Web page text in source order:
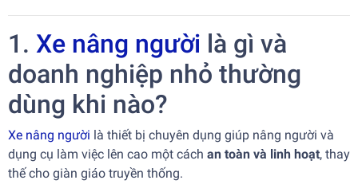
1. Xe nâng người là gì và
doanh nghiệp nhỏ thường
dùng khi nào?
Xe nâng người là thiết bị chuyên dụng giúp nâng người và
dụng cụ làm việc lên cao một cách an toàn và linh hoạt, thay
thế cho giàn giáo truyền thống.